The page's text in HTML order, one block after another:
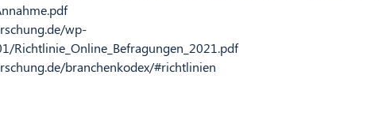
wp-
Richtlinie_Online_Befragungen_2021.pdf
branchenkodex/#richtlinien